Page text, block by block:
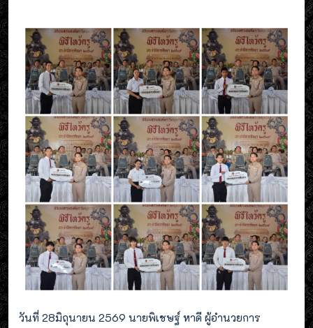
วันที่ 28มิถุนายน 2569 นายพิเชษฐ์ หาดี ผู้อำนวยการ